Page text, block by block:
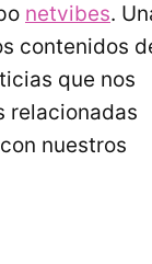
netvibes.
contenidos
que nos
relacionadas
nuestros